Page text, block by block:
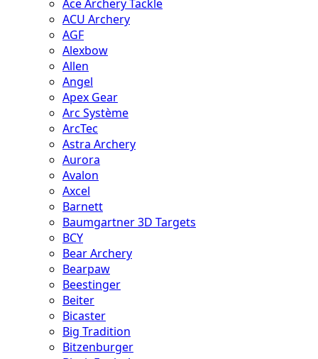
Ace Archery Tackle
ACU Archery
AGF
Alexbow
Allen
Angel
Apex Gear
Arc Système
ArcTec
Astra Archery
Aurora
Avalon
Axcel
Barnett
Baumgartner 3D Targets
BCY
Bear Archery
Bearpaw
Beestinger
Beiter
Bicaster
Big Tradition
Bitzenburger